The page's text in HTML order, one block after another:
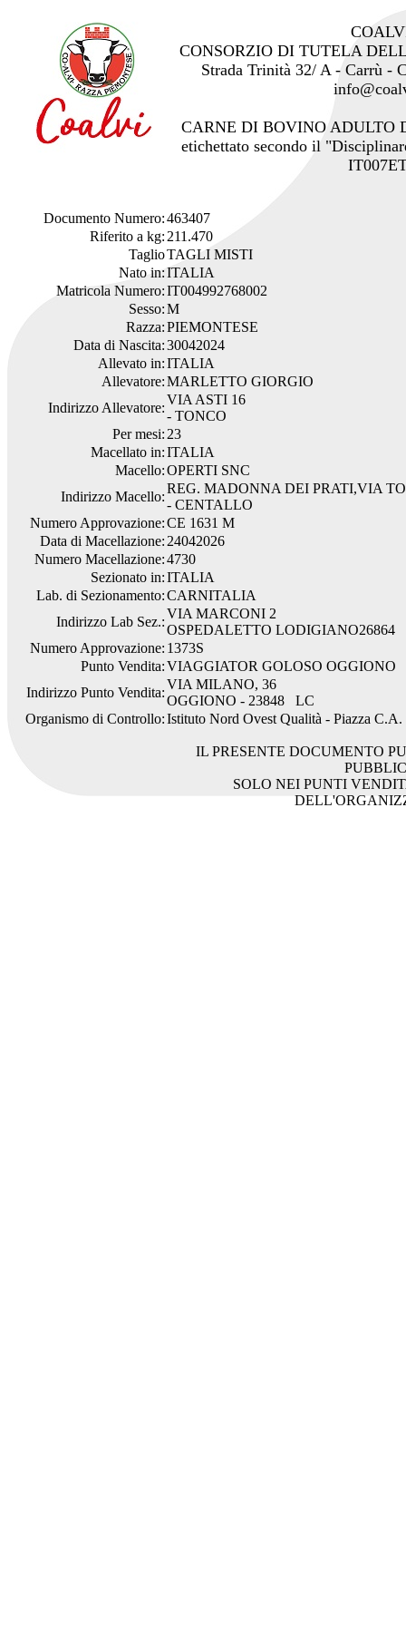
CONSORZIO DI TUTELA
Strada Trinità 32/ A - Carrù -
CARNE DI BOVINO ADULTO
etichettato secondo il
Documento Numero:463407
Riferito a kg: 211.470
TaglioTAGLI MISTI
Nato in:ITALIA
Matricola Numero:IT004992768002
Sesso:M
Razza:PIEMONTESE
Data di Nascita:30042024
Allevato in:ITALIA
Allevatore:MARLETTO GIORGIO
Indirizzo Allevatore:
VIA ASTI 16
- TONCO
Per mesi: 23
Macellato in:ITALIA
Macello:OPERTI SNC
Indirizzo Macello:
REG. MADONNA DEI PRATI,VIA
- CENTALLO
Numero Approvazione:CE 1631 M
Data di Macellazione: 24042026
Numero Macellazione:4730
Sezionato in:ITALIA
Lab. di Sezionamento:CARNITALIA
Indirizzo Lab Sez.:
VIA MARCONI 2
OSPEDALETTO LODIGIANO26864
Numero Approvazione: 1373S
Punto Vendita:VIAGGIATOR GOLOSO OGGIONO
Indirizzo Punto Vendita:
VIA MILANO, 36
OGGIONO - 23848 LC
Organismo di Controllo:Istituto Nord Ovest Qualità - Piazza
IL PRESENTE DOCUMENTO
SOLO NEI PUNTI